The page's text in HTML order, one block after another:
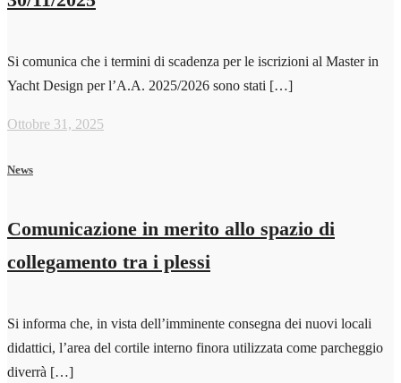
Si comunica che i termini di scadenza per le iscrizioni al Master in
Yacht Design per l’A.A. 2025/2026 sono stati […]
Ottobre 31, 2025
News
Comunicazione in merito allo spazio di
collegamento tra i plessi
Si informa che, in vista dell’imminente consegna dei nuovi locali
didattici, l’area del cortile interno finora utilizzata come parcheggio
diverrà […]